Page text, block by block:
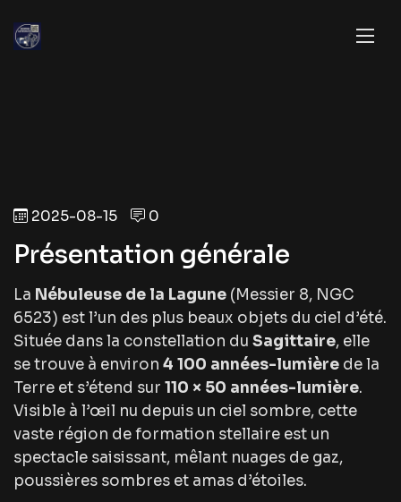
2025-08-15 0
Présentation générale
La Nébuleuse de la Lagune (Messier 8, NGC
6523) est l’un des plus beaux objets du ciel d’été.
Située dans la constellation du Sagittaire, elle
se trouve à environ 4 100 années-lumière de la
Terre et s’étend sur 110 × 50 années-lumière.
Visible à l’œil nu depuis un ciel sombre, cette
vaste région de formation stellaire est un
spectacle saisissant, mêlant nuages de gaz,
poussières sombres et amas d’étoiles.